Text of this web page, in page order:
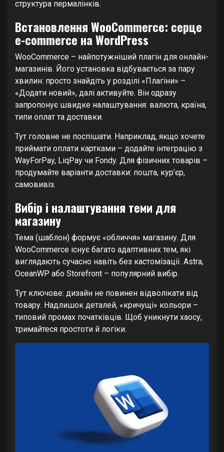
структура пермалінків.
Встановлення WooCommerce: серце
e-commerce на WordPress
WooCommerce – найпотужніший плагін для онлайн-
магазинів. Його установка відбувається за пару
хвилин: просто знайдіть у розділі «Плагіни» –
«Додати новий», далі активуйте. Він одразу
запропонує швидке налаштування: валюта, країна,
типи оплат та доставки.
Тут головне не поспішати. Наприклад, якщо хочете
приймати оплати картками – додайте інтеграцію з
WayForPay, LiqPay чи Fondy. Для фізичних товарів –
продумайте варіанти доставки: пошта, кур’єр,
самовивіз.
Вибір і налаштування теми для
магазину
Тема (шаблон) формує «обличчя» магазину. Для
WooCommerce існує багато адаптивних тем, які
виглядають сучасно навіть без кастомізації. Astra,
OceanWP або Storefront – популярний вибір.
Тут ключове: дизайн не повинен відволікати від
товару. Надлишок деталей, «кричущі» кольори –
типовий промах початківців. Щоб уникнути хаосу,
тримайтеся простоти й логіки.